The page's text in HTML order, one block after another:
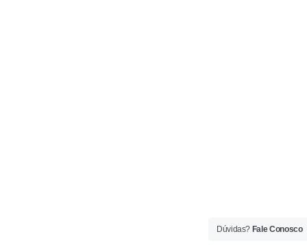
Dúvidas? Fale Conosco